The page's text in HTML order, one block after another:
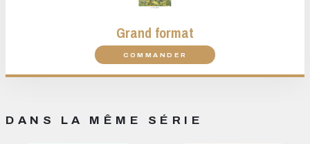
Grand format
COMMANDER
DANS LA MÊME SÉRIE